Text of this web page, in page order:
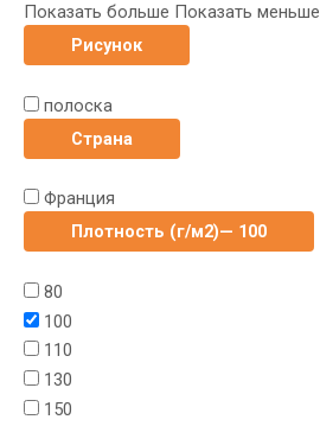
Показать больше Показать меньше
Рисунок
полоска
Страна
Франция
Плотность (г/м2)— 100
80
100
110
130
150